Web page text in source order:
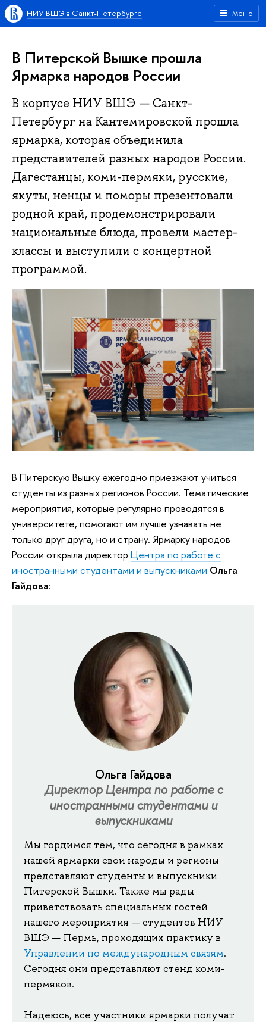
Меню
НИУ ВШЭ в Санкт-Петербурге
В Питерской Вышке прошла
Ярмарка народов России
В корпусе НИУ ВШЭ — Санкт-
Петербург на Кантемировской прошла
ярмарка, которая объединила
представителей разных народов России.
Дагестанцы, коми-пермяки, русские,
якуты, ненцы и поморы презентовали
родной край, продемонстрировали
национальные блюда, провели мастер-
классы и выступили с концертной
программой.
В Питерскую Вышку ежегодно приезжают учиться
студенты из разных регионов России. Тематические
мероприятия, которые регулярно проводятся в
университете, помогают им лучше узнавать не
только друг друга, но и страну. Ярмарку народов
России открыла директор Центра по работе с
иностранными студентами и выпускниками Ольга
Гайдова:
Ольга Гайдова
Директор Центра по работе с
иностранными студентами и
выпускниками
Мы гордимся тем, что сегодня в рамках
нашей ярмарки свои народы и регионы
представляют студенты и выпускники
Питерской Вышки. Также мы рады
приветствовать специальных гостей
нашего мероприятия — студентов НИУ
ВШЭ — Пермь, проходящих практику в
Управлении по международным связям.
Сегодня они представляют стенд коми-
пермяков.
Надеюсь, все участники ярмарки получат